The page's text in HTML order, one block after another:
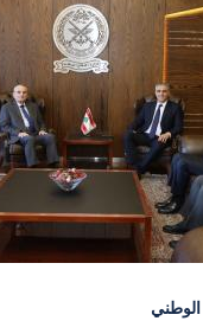
الوطني